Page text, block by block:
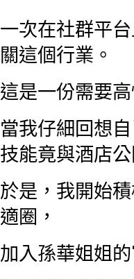
一次在社群平
關這個行業。
這是一份需要
當我仔細回想
技能竟與酒店
於是，我開始
適圈，
加入孫華姐姐